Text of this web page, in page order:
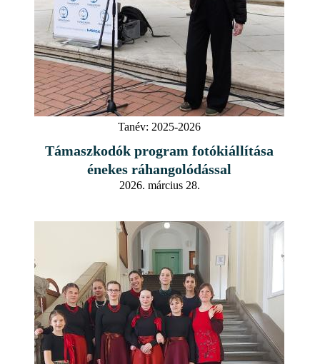
Tanév: 2025-2026
Támaszkodók program fotókiállítása
énekes ráhangolódással
2026. március 28.